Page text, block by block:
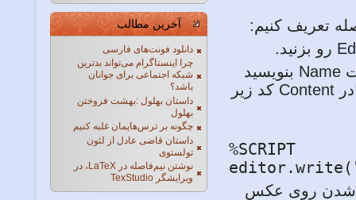
آخرین مطالب
دانلود فونت‌های فارسی
چرا اینستاگرام می‌تواند بدترین
شبکه اجتماعی برای جوانان
باشد؟
داستان بهلول :بهشت فروختن
بهلول
چگونه بر ترس‌هایمان غلبه کنیم
داستان قاضی عادل از لئون
تولستوی
نوشتن نیم‌فاصله در LaTeX، در
ویرایشگر TexStudio
در این صفحه اول دکمه Add در پایین رو زده و در قسمت Name بنویسید
NimFalase و Type رو روی Script تنظیم کنید و داخل کادر Content کد زیر
%SCRIPT
شدن روی عکس